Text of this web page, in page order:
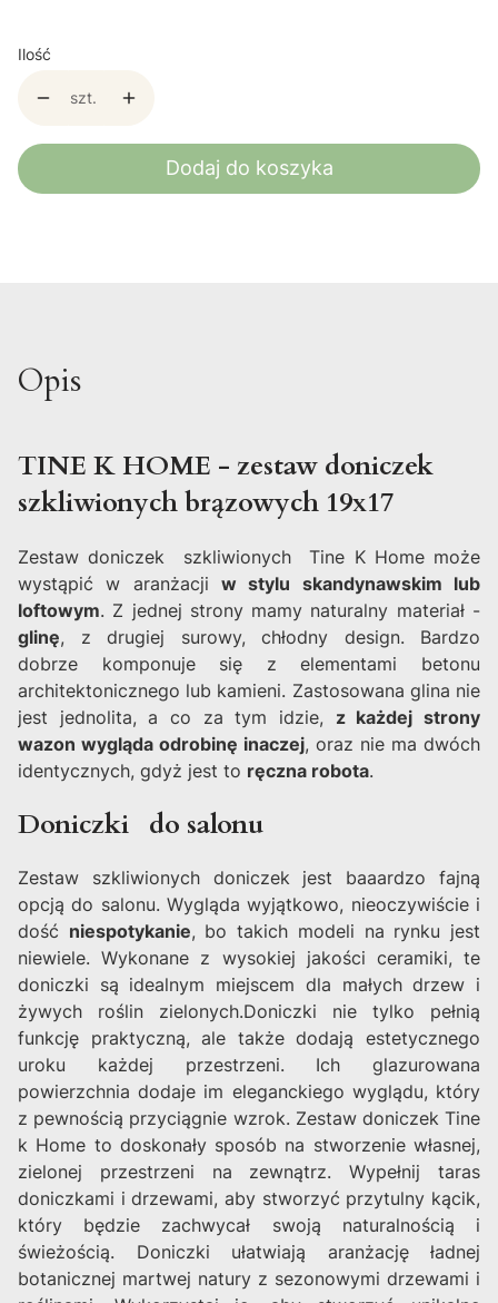
Ilość
szt.
Dodaj do koszyka
Opis
TINE K HOME - zestaw doniczek
szkliwionych brązowych 19x17
Zestaw doniczek szkliwionych Tine K Home może
wystąpić w aranżacji w stylu skandynawskim lub
loftowym. Z jednej strony mamy naturalny materiał -
glinę, z drugiej surowy, chłodny design. Bardzo
dobrze komponuje się z elementami betonu
architektonicznego lub kamieni. Zastosowana glina nie
jest jednolita, a co za tym idzie, z każdej strony
wazon wygląda odrobinę inaczej, oraz nie ma dwóch
identycznych, gdyż jest to ręczna robota.
Doniczki do salonu
Zestaw szkliwionych doniczek jest baaardzo fajną
opcją do salonu. Wygląda wyjątkowo, nieoczywiście i
dość niespotykanie, bo takich modeli na rynku jest
niewiele. Wykonane z wysokiej jakości ceramiki, te
doniczki są idealnym miejscem dla małych drzew i
żywych roślin zielonych.Doniczki nie tylko pełnią
funkcję praktyczną, ale także dodają estetycznego
uroku każdej przestrzeni. Ich glazurowana
powierzchnia dodaje im eleganckiego wyglądu, który
z pewnością przyciągnie wzrok. Zestaw doniczek Tine
k Home to doskonały sposób na stworzenie własnej,
zielonej przestrzeni na zewnątrz. Wypełnij taras
doniczkami i drzewami, aby stworzyć przytulny kącik,
który będzie zachwycał swoją naturalnością i
świeżością. Doniczki ułatwiają aranżację ładnej
botanicznej martwej natury z sezonowymi drzewami i